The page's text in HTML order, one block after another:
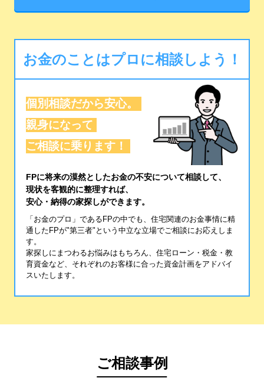
お金のことはプロに相談しよう！
個別相談だから安心。
親身になって
ご相談に乗ります！
FPに将来の漠然としたお金の不安について相談して、
現状を客観的に整理すれば、
安心・納得の家探しができます。
「お金のプロ」であるFPの中でも、住宅関連のお金事情に精
通したFPが"第三者"という中立な立場でご相談にお応えしま
す。
家探しにまつわるお悩みはもちろん、住宅ローン・税金・教
育資金など、それぞれのお客様に合った資金計画をアドバイ
スいたします。
ご相談事例